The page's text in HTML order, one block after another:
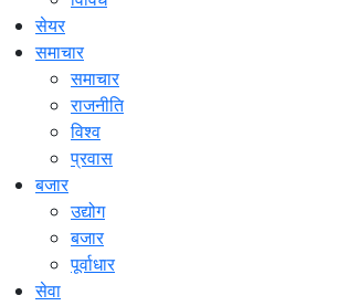
सेयर
समाचार
समाचार
राजनीति
विश्व
प्रवास
बजार
उद्योग
बजार
पूर्वाधार
सेवा